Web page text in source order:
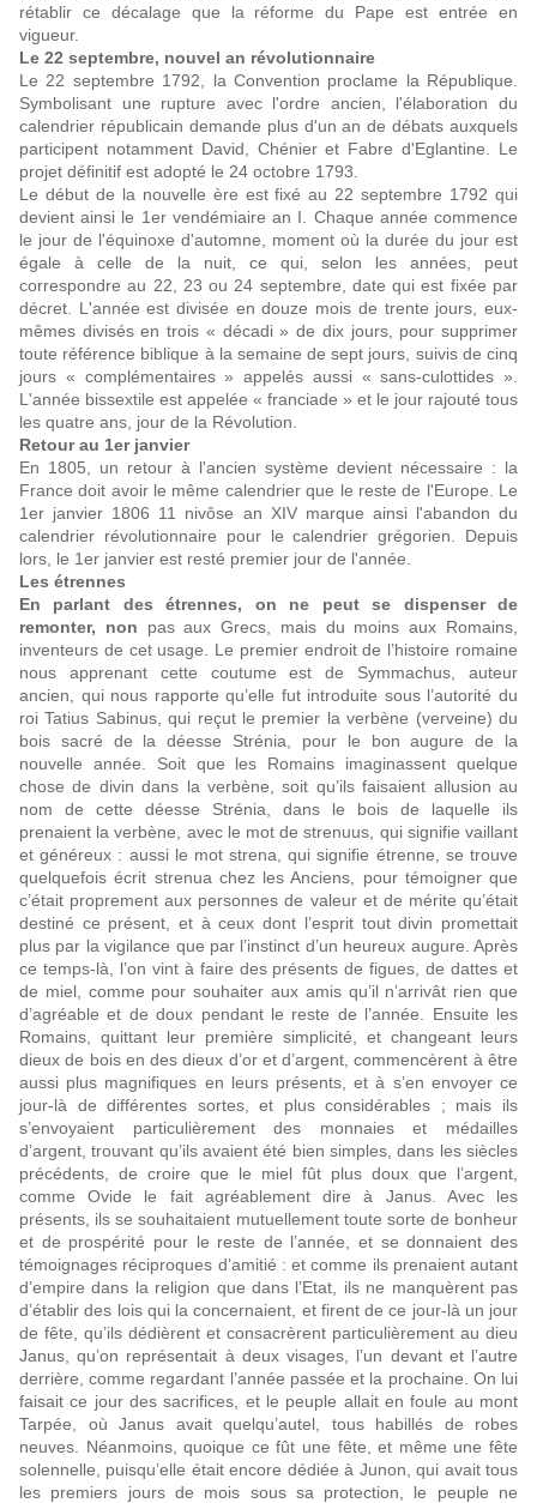
rétablir ce décalage que la réforme du Pape est entrée en
vigueur.
Le 22 septembre, nouvel an révolutionnaire
Le 22 septembre 1792, la Convention proclame la République.
Symbolisant une rupture avec l'ordre ancien, l'élaboration du
calendrier républicain demande plus d'un an de débats auxquels
participent notamment David, Chénier et Fabre d'Eglantine. Le
projet définitif est adopté le 24 octobre 1793.
Le début de la nouvelle ère est fixé au 22 septembre 1792 qui
devient ainsi le 1er vendémiaire an I. Chaque année commence
le jour de l'équinoxe d'automne, moment où la durée du jour est
égale à celle de la nuit, ce qui, selon les années, peut
correspondre au 22, 23 ou 24 septembre, date qui est fixée par
décret. L'année est divisée en douze mois de trente jours, eux-
mêmes divisés en trois « décadi » de dix jours, pour supprimer
toute référence biblique à la semaine de sept jours, suivis de cinq
jours « complémentaires » appelés aussi « sans-culottides ».
L'année bissextile est appelée « franciade » et le jour rajouté tous
les quatre ans, jour de la Révolution.
Retour au 1er janvier
En 1805, un retour à l'ancien système devient nécessaire : la
France doit avoir le même calendrier que le reste de l'Europe. Le
1er janvier 1806 11 nivôse an XIV marque ainsi l'abandon du
calendrier révolutionnaire pour le calendrier grégorien. Depuis
lors, le 1er janvier est resté premier jour de l'année.
Les étrennes
En parlant des étrennes, on ne peut se dispenser de
remonter, non pas aux Grecs, mais du moins aux Romains,
inventeurs de cet usage. Le premier endroit de l’histoire romaine
nous apprenant cette coutume est de Symmachus, auteur
ancien, qui nous rapporte qu’elle fut introduite sous l’autorité du
roi Tatius Sabinus, qui reçut le premier la verbène (verveine) du
bois sacré de la déesse Strénia, pour le bon augure de la
nouvelle année. Soit que les Romains imaginassent quelque
chose de divin dans la verbène, soit qu’ils faisaient allusion au
nom de cette déesse Strénia, dans le bois de laquelle ils
prenaient la verbène, avec le mot de strenuus, qui signifie vaillant
et généreux : aussi le mot strena, qui signifie étrenne, se trouve
quelquefois écrit strenua chez les Anciens, pour témoigner que
c’était proprement aux personnes de valeur et de mérite qu’était
destiné ce présent, et à ceux dont l’esprit tout divin promettait
plus par la vigilance que par l’instinct d’un heureux augure. Après
ce temps-là, l’on vint à faire des présents de figues, de dattes et
de miel, comme pour souhaiter aux amis qu’il n’arrivât rien que
d’agréable et de doux pendant le reste de l’année. Ensuite les
Romains, quittant leur première simplicité, et changeant leurs
dieux de bois en des dieux d’or et d’argent, commencèrent à être
aussi plus magnifiques en leurs présents, et à s’en envoyer ce
jour-là de différentes sortes, et plus considérables ; mais ils
s’envoyaient particulièrement des monnaies et médailles
d’argent, trouvant qu’ils avaient été bien simples, dans les siècles
précédents, de croire que le miel fût plus doux que l’argent,
comme Ovide le fait agréablement dire à Janus. Avec les
présents, ils se souhaitaient mutuellement toute sorte de bonheur
et de prospérité pour le reste de l’année, et se donnaient des
témoignages réciproques d’amitié : et comme ils prenaient autant
d’empire dans la religion que dans l’Etat, ils ne manquèrent pas
d’établir des lois qui la concernaient, et firent de ce jour-là un jour
de fête, qu’ils dédièrent et consacrèrent particulièrement au dieu
Janus, qu’on représentait à deux visages, l’un devant et l’autre
derrière, comme regardant l’année passée et la prochaine. On lui
faisait ce jour des sacrifices, et le peuple allait en foule au mont
Tarpée, où Janus avait quelqu’autel, tous habillés de robes
neuves. Néanmoins, quoique ce fût une fête, et même une fête
solennelle, puisqu’elle était encore dédiée à Junon, qui avait tous
les premiers jours de mois sous sa protection, le peuple ne